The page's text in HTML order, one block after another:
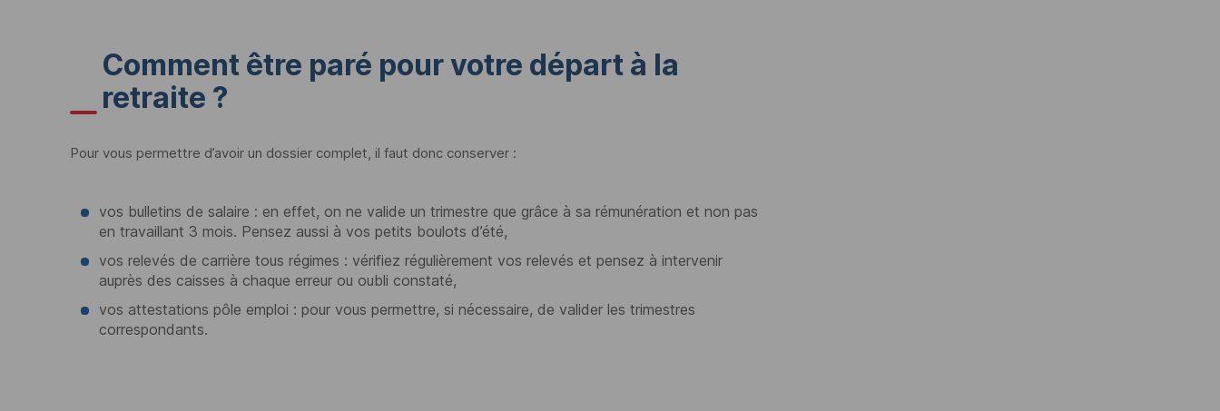
Comment être paré pour votre départ à la
retraite ?
Pour vous permettre d’avoir un dossier complet, il faut donc conserver :
vos bulletins de salaire : en effet, on ne valide un trimestre que grâce à sa rémunération et non pas
en travaillant 3 mois. Pensez aussi à vos petits boulots d’été,
vos relevés de carrière tous régimes : vérifiez régulièrement vos relevés et pensez à intervenir
auprès des caisses à chaque erreur ou oubli constaté,
vos attestations pôle emploi : pour vous permettre, si nécessaire, de valider les trimestres
correspondants.